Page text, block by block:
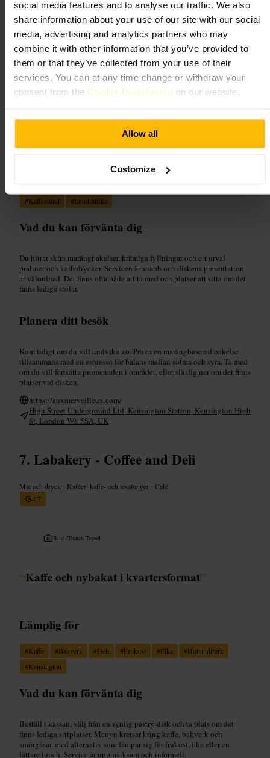
social media features and to analyse our traffic. We also
share information about your use of our site with our social
media, advertising and analytics partners who may
combine it with other information that you’ve provided to
them or that they’ve collected from your use of their
services. You can at any time change or withdraw your
consent from the Cookie Declaration on our website.
Allow all
Customize
4,4
Tripadvisor
“Franska bakverk för en snabb fika eller en
#Kaffestund #Londonfika
Vad du kan förvänta dig
Du hittar skira marängbakelser, krämiga fyllningar och ett urval
praliner och kaffedrycker. Servicen är snabb och diskens presentation
är välordnad. Det finns ofta både att ta med och platser att sitta om det
finns lediga stolar.
Planera ditt besök
Kom tidigt om du vill undvika kö. Prova en marängbaserad bakelse
tillsammans med en espresso för balans mellan sötma och syra. Ta med
om du vill fortsätta promenaden i området, eller slå dig ner om det finns
platser vid disken.
https://auxmerveilleux.com/
High Street Underground Ltd, Kensington Station, Kensington High
St, London W8 5SA, UK
Labakery - Coffee and Deli
Mat och dryck • Kaféer, kaffe- och tesalonger •Café
4,7
Bild /Thatch Travel
“Kaffe och nybakat i kvartersformat”
Lämplig för
#Kaffe #Bakverk #Deli #Frukost #Fika #HollandPark
#Kensington
Vad du kan förvänta dig
Beställ i kassan, välj från en synlig pastry-disk och ta plats om det
finns lediga sittplatser. Menyn kretsar kring kaffe, bakverk och
smörgåsar, med alternativ som lämpar sig för frukost, fika eller en
lättare lunch. Service är uppmärksam och informell.